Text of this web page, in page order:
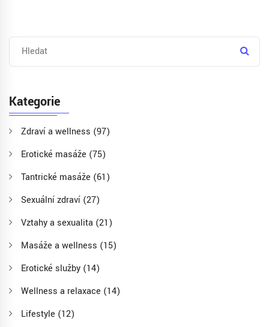
Kategorie
Zdraví a wellness (97)
Erotické masáže (75)
Tantrické masáže (61)
Sexuální zdraví (27)
Vztahy a sexualita (21)
Masáže a wellness (15)
Erotické služby (14)
Wellness a relaxace (14)
Lifestyle (12)